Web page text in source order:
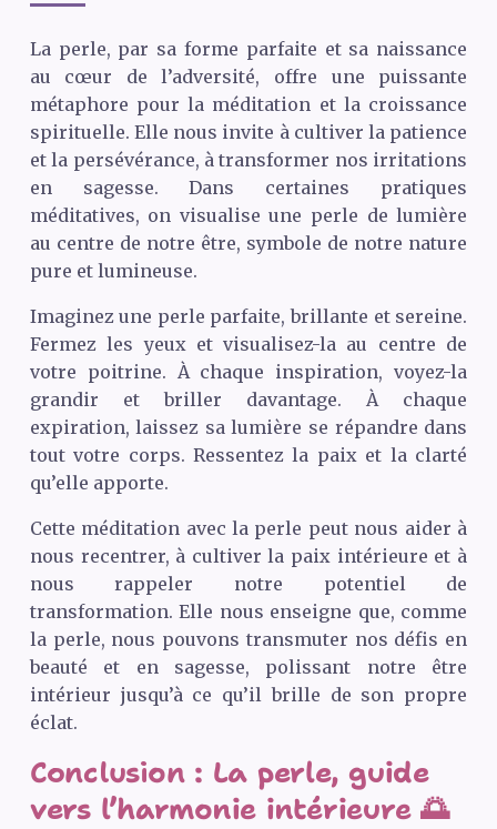
La perle, par sa forme parfaite et sa naissance
au cœur de l’adversité, offre une puissante
métaphore pour la méditation et la croissance
spirituelle. Elle nous invite à cultiver la patience
et la persévérance, à transformer nos irritations
en sagesse. Dans certaines pratiques
méditatives, on visualise une perle de lumière
au centre de notre être, symbole de notre nature
pure et lumineuse.
Imaginez une perle parfaite, brillante et sereine.
Fermez les yeux et visualisez-la au centre de
votre poitrine. À chaque inspiration, voyez-la
grandir et briller davantage. À chaque
expiration, laissez sa lumière se répandre dans
tout votre corps. Ressentez la paix et la clarté
qu’elle apporte.
Cette méditation avec la perle peut nous aider à
nous recentrer, à cultiver la paix intérieure et à
nous rappeler notre potentiel de
transformation. Elle nous enseigne que, comme
la perle, nous pouvons transmuter nos défis en
beauté et en sagesse, polissant notre être
intérieur jusqu’à ce qu’il brille de son propre
éclat.
Conclusion : La perle, guide
vers l’harmonie intérieure 🌅